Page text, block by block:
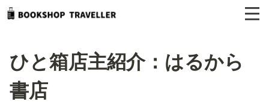
ひと箱店主紹介：はるから
書店